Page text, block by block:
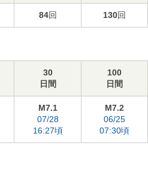
84回 130回
30
日間
100
日間
M7.1
07/28
16:27頃
M7.2
06/25
07:30頃